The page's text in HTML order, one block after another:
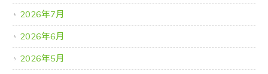
2026年7月
2026年6月
2026年5月